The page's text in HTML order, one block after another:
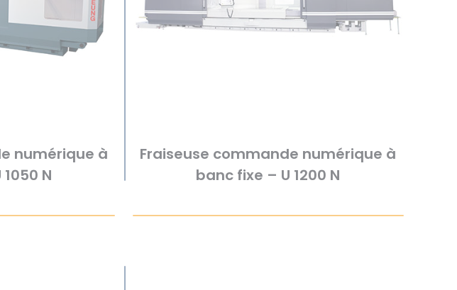
numérique à
N
Fraiseuse commande numérique à
banc fixe – U 1200 N